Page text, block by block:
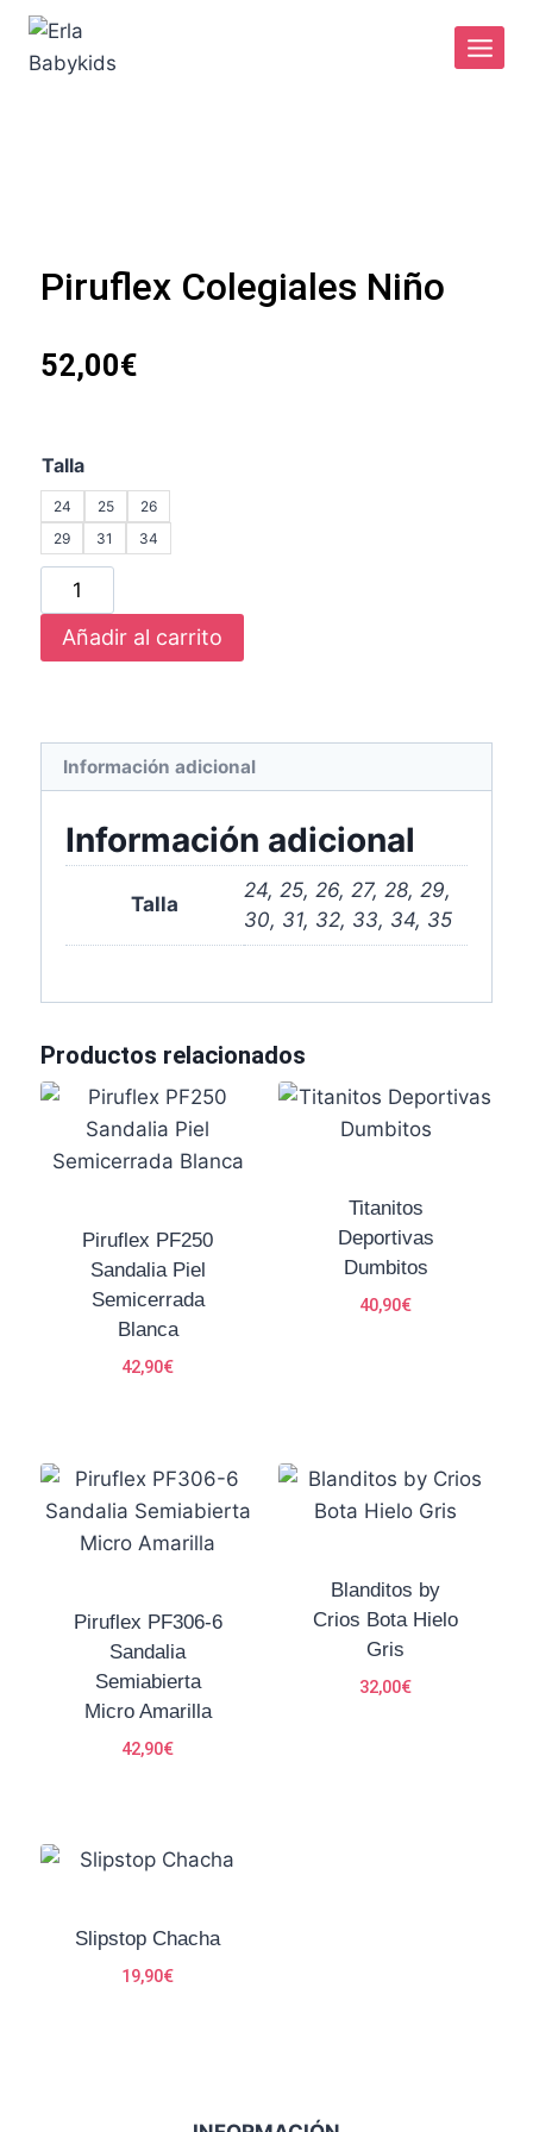
Piruflex Colegiales Niño
52,00€
Talla
24 25
26
29
31 34
Añadir al carrito
Información adicional
Información adicional
Talla
24, 25, 26, 27, 28, 29,
30, 31, 32, 33, 34, 35
Productos relacionados
Piruflex PF250
Sandalia Piel
Semicerrada
Blanca
42,90€
Titanitos
Deportivas
Dumbitos
40,90€
Piruflex PF306-6
Sandalia
Semiabierta
Micro Amarilla
42,90€
Blanditos by
Crios Bota Hielo
Gris
32,00€
Slipstop Chacha
19,90€